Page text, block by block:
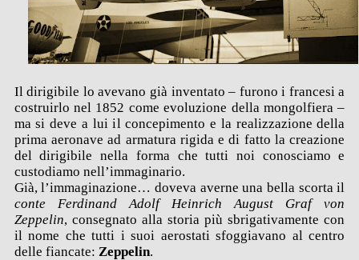
Il dirigibile lo avevano già inventato – furono i francesi a
costruirlo nel 1852 come evoluzione della mongolfiera –
ma si deve a lui il concepimento e la realizzazione della
prima aeronave ad armatura rigida e di fatto la creazione
del dirigibile nella forma che tutti noi conosciamo e
custodiamo nell’immaginario.
Già, l’immaginazione… doveva averne una bella scorta il
conte Ferdinand Adolf Heinrich August Graf von
Zeppelin, consegnato alla storia più sbrigativamente con
il nome che tutti i suoi aerostati sfoggiavano al centro
delle fiancate: Zeppelin.